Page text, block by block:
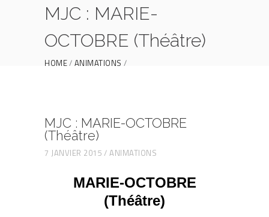
MJC : MARIE-
OCTOBRE (Théâtre)
HOME ANIMATIONS
MJC : MARIE-OCTOBRE
(Théâtre)
7 JANVIER 2015 ANIMATIONS
MARIE-OCTOBRE
(Théâtre)